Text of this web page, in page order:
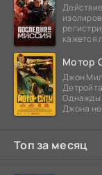
кажется
Мотор
Джон
Однажды
Джона не
Топ за месяц